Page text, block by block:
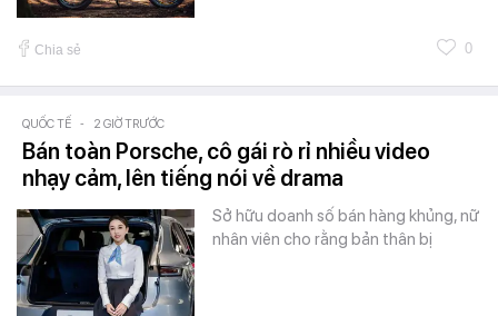
Chia sẻ 0
QUỐC TẾ - 2 GIỜ TRƯỚC
Bán toàn Porsche, cô gái rò rỉ nhiều video
nhạy cảm, lên tiếng nói về drama
Sở hữu doanh số bán hàng khủng, nữ
nhân viên cho rằng bản thân bị